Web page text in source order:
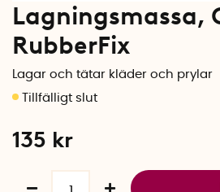
Lagningsmassa,
RubberFix
Lagar och tätar kläder och prylar
135 kr